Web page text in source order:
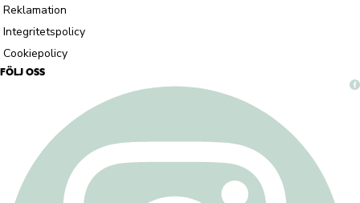
Reklamation
Integritetspolicy
Cookiepolicy
FÖLJ OSS